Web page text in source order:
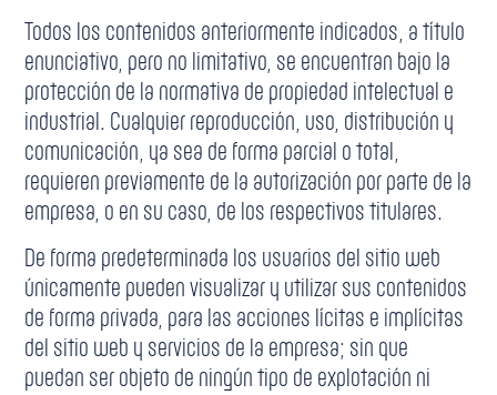
Todos los contenidos anteriormente indicados, a título
enunciativo, pero no limitativo, se encuentran bajo la
protección de la normativa de propiedad intelectual e
industrial. Cualquier reproducción, uso, distribución y
comunicación, ya sea de forma parcial o total,
requieren previamente de la autorización por parte de la
empresa, o en su caso, de los respectivos titulares.
De forma predeterminada los usuarios del sitio web
únicamente pueden visualizar y utilizar sus contenidos
de forma privada, para las acciones lícitas e implícitas
del sitio web y servicios de la empresa; sin que
puedan ser objeto de ningún tipo de explotación ni